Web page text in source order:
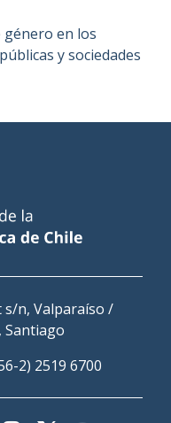
género en los
y sociedades
n, Valparaíso /
Santiago
2) 2519 6700